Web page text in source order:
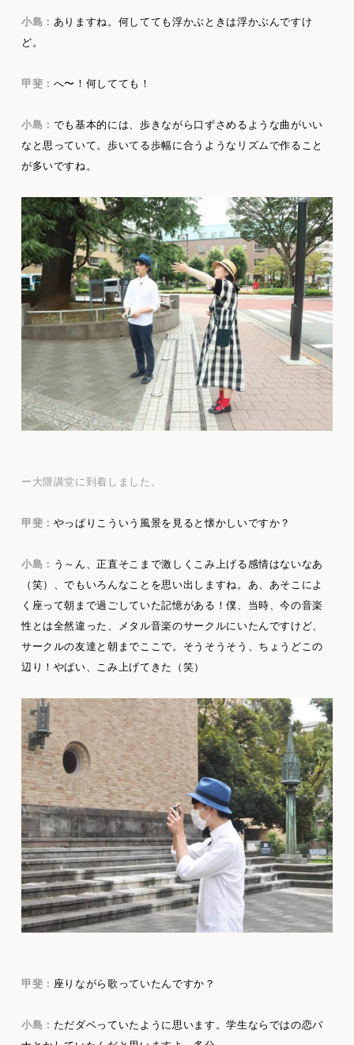
小島： ありますね。何してても浮かぶときは浮かぶんですけ
ど。
甲斐： へ〜！何してても！
小島： でも基本的には、歩きながら口ずさめるような曲がいい
なと思っていて。歩いてる歩幅に合うようなリズムで作ること
が多いですね。
ー大隈講堂に到着しました。
甲斐： やっぱりこういう風景を見ると懐かしいですか？
小島： う～ん、正直そこまで激しくこみ上げる感情はないなあ
（笑）、でもいろんなことを思い出しますね。あ、あそこによ
く座って朝まで過ごしていた記憶がある！僕、当時、今の音楽
性とは全然違った、メタル音楽のサークルにいたんですけど、
サークルの友達と朝までここで。そうそうそう、ちょうどこの
辺り！やばい、こみ上げてきた（笑）
甲斐： 座りながら歌っていたんですか？
小島： ただダベっていたように思います。学生ならではの恋バ